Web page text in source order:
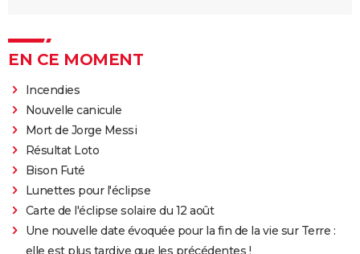
EN CE MOMENT
Incendies
Nouvelle canicule
Mort de Jorge Messi
Résultat Loto
Bison Futé
Lunettes pour l'éclipse
Carte de l'éclipse solaire du 12 août
Une nouvelle date évoquée pour la fin de la vie sur Terre :
elle est plus tardive que les précédentes !